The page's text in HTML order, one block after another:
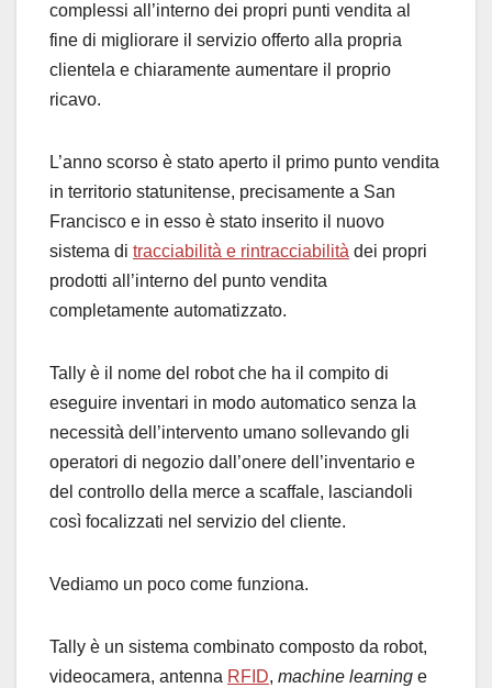
complessi all’interno dei propri punti vendita al
fine di migliorare il servizio offerto alla propria
clientela e chiaramente aumentare il proprio
ricavo.
L’anno scorso è stato aperto il primo punto vendita
in territorio statunitense, precisamente a San
Francisco e in esso è stato inserito il nuovo
sistema di tracciabilità e rintracciabilità dei propri
prodotti all’interno del punto vendita
completamente automatizzato.
Tally è il nome del robot che ha il compito di
eseguire inventari in modo automatico senza la
necessità dell’intervento umano sollevando gli
operatori di negozio dall’onere dell’inventario e
del controllo della merce a scaffale, lasciandoli
così focalizzati nel servizio del cliente.
Vediamo un poco come funziona.
Tally è un sistema combinato composto da robot,
videocamera, antenna RFID, machine learning e